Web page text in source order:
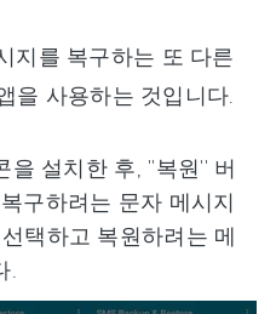
지를 복구하는 또 다른
을 사용하는 것입니다.
을 설치한 후, ''복원'' 버
구하려는 문자 메시지
택하고 복원하려는 메
.